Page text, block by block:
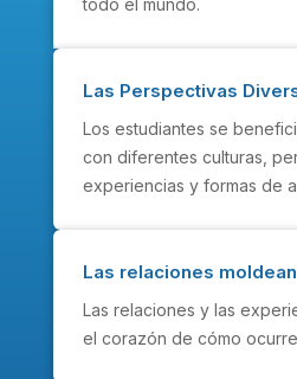
todo el mundo.
Las Perspectivas
Los estudiantes se
con diferentes culturas,
experiencias y formas de
Las relaciones
Las relaciones y las
el corazón de cómo